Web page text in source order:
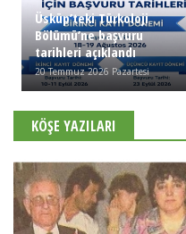
Üsküp’teki Türkoloji
Bölümü’ne başvuru
tarihleri açıklandı
20 Temmuz 2026 Pazartesi
KÖŞE YAZILARI